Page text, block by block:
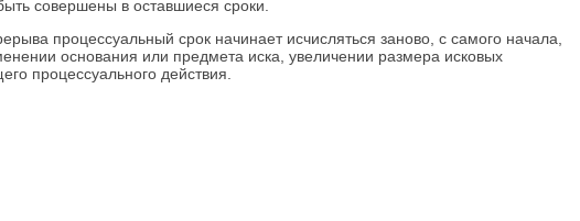
совершены в оставшиеся сроки.
процессуальный срок начинает исчисляться заново, с самого начала,
основания или предмета иска, увеличении размера исковых
процессуального действия.